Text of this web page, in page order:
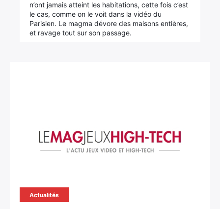
n’ont jamais atteint les habitations, cette fois c’est
le cas, comme on le voit dans la vidéo du
Parisien. Le magma dévore des maisons entières,
et ravage tout sur son passage.
Actualités